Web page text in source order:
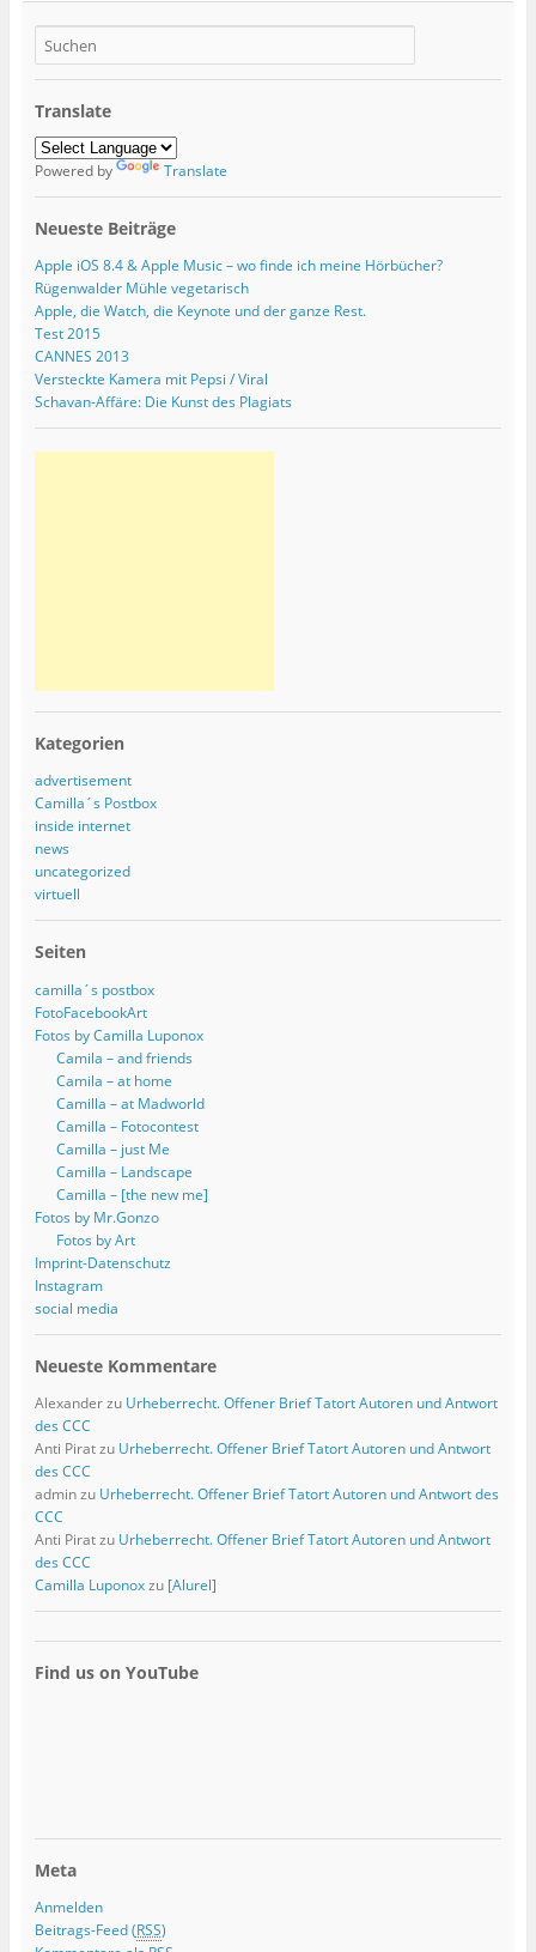
Translate
Powered by Translate
Neueste Beiträge
Apple iOS 8.4 & Apple Music – wo finde ich meine Hörbücher?
Rügenwalder Mühle vegetarisch
Apple, die Watch, die Keynote und der ganze Rest.
Test 2015
CANNES 2013
Versteckte Kamera mit Pepsi / Viral
Schavan-Affäre: Die Kunst des Plagiats
Kategorien
advertisement
Camilla´s Postbox
inside internet
news
uncategorized
virtuell
Seiten
camilla´s postbox
FotoFacebookArt
Fotos by Camilla Luponox
Camila – and friends
Camila – at home
Camilla – at Madworld
Camilla – Fotocontest
Camilla – just Me
Camilla – Landscape
Camilla – [the new me]
Fotos by Mr.Gonzo
Fotos by Art
Imprint-Datenschutz
Instagram
social media
Neueste Kommentare
Alexanderzu Urheberrecht. Offener Brief Tatort Autoren und Antwort
des CCC
Anti Piratzu Urheberrecht. Offener Brief Tatort Autoren und Antwort
des CCC
adminzu Urheberrecht. Offener Brief Tatort Autoren und Antwort des
CCC
Anti Piratzu Urheberrecht. Offener Brief Tatort Autoren und Antwort
des CCC
Camilla Luponoxzu [Alurel]
Find us on YouTube
Meta
Anmelden
Beitrags-Feed (RSS)